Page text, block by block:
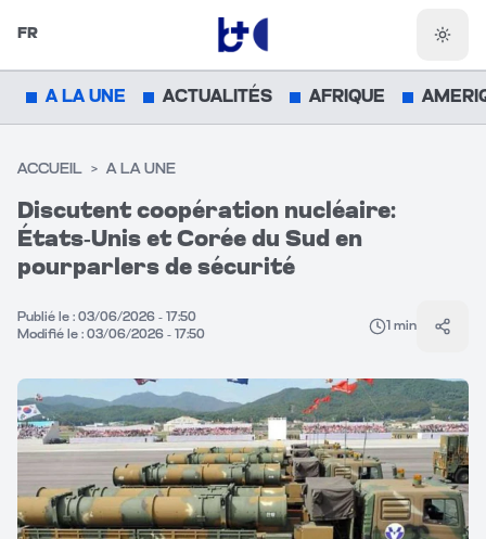
FR
A LA UNE ACTUALITÉS AFRIQUE
ACCUEIL > A LA UNE
Discutent coopération nucléaire:
États-Unis et Corée du Sud en
pourparlers de sécurité
Publié le : 03/06/2026 - 17:50
Modifié le : 03/06/2026 - 17:50
1 min